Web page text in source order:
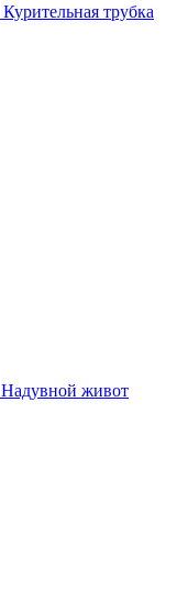
Курительная трубка
Надувной живот